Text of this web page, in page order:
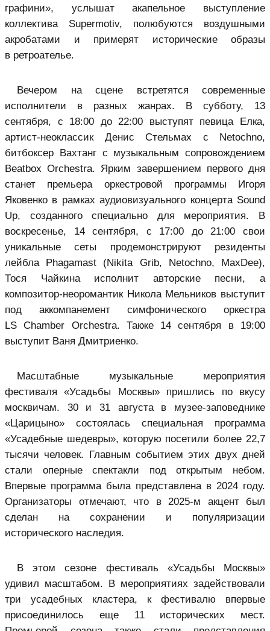
графини», услышат акапельное выступление
коллектива Supermotiv, полюбуются воздушными
акробатами и примерят исторические образы
в ретроателье.
Вечером на сцене встретятся современные
исполнители в разных жанрах. В субботу, 13
сентября, с 18:00 до 22:00 выступят певица Елка,
артист-неоклассик Денис Стельмах с Netochno,
битбоксер Вахтанг с музыкальным сопровождением
Beatbox Orchestra. Ярким завершением первого дня
станет премьера оркестровой программы Игоря
Яковенко в рамках аудиовизуального концерта Sound
Up, созданного специально для мероприятия. В
воскресенье, 14 сентября, с 17:00 до 21:00 свои
уникальные сеты продемонстрируют резиденты
лейбла Phagamast (Nikita Grib, Netochno, MaxDee),
Тося Чайкина исполнит авторские песни, а
композитор-неоромантик Никола Мельников выступит
под аккомпанемент симфонического оркестра
LS Chamber Orchestra. Также 14 сентября в 19:00
выступит Ваня Дмитриенко.
Масштабные музыкальные мероприятия
фестиваля «Усадьбы Москвы» пришлись по вкусу
москвичам. 30 и 31 августа в музее-заповеднике
«Царицыно» состоялась специальная программа
«Усадебные шедевры», которую посетили более 22,7
тысячи человек. Главным событием этих двух дней
стали оперные спектакли под открытым небом.
Впервые программа была представлена в 2024 году.
Организаторы отмечают, что в 2025-м акцент был
сделан на сохранении и популяризации
исторического наследия.
В этом сезоне фестиваль «Усадьбы Москвы»
удивил масштабом. В мероприятиях задействовали
три усадебных кластера, к фестивалю впервые
присоединилось еще 11 исторических мест.